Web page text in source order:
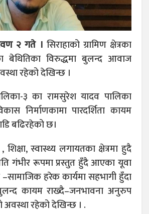
२ गते । सिराहाको ग्रामिण क्षेत्रका
बेथितिका विरुद्धमा बुलन्द आवाज
रहेको देखिन्छ ।
३ का रामसुरेश यादव पालिका
निर्माणकामा पारदर्शिता कायम
बढिरहेको छ।
स्वास्थ्य लगायतका क्षेत्रमा हुदै
गंभीर रूपमा प्रस्तुत हुँदै आएका यूवा
हरेक कार्यमा सहभागी हुँदा
कायम राख्दै–जनभावना अनुरुप
अवस्था रहेको देखिन्छ । .